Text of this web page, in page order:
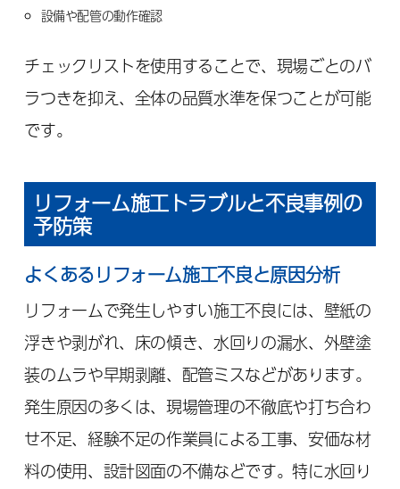
設備や配管の動作確認
チェックリストを使用することで、現場ごとのバ
ラつきを抑え、全体の品質水準を保つことが可能
です。
リフォーム施工トラブルと不良事例の
予防策
よくあるリフォーム施工不良と原因分析
リフォームで発生しやすい施工不良には、壁紙の
浮きや剥がれ、床の傾き、水回りの漏水、外壁塗
装のムラや早期剥離、配管ミスなどがあります。
発生原因の多くは、現場管理の不徹底や打ち合わ
せ不足、経験不足の作業員による工事、安価な材
料の使用、設計図面の不備などです。特に水回り